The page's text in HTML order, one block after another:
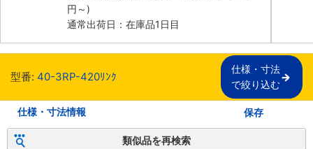
円 ～)
通常出荷日：在庫品1日目
型番: 40-3RP-420ﾘﾝｸ
仕様・寸法
で絞り込む
仕様・寸法情報 保存
類似品を再検索